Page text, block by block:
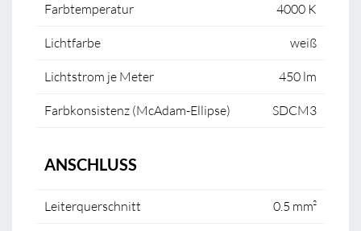
Farbtemperatur 4000 K
Lichtfarbe weiß
Lichtstrom je Meter 450 lm
Farbkonsistenz (McAdam-Ellipse) SDCM3
ANSCHLUSS
Leiterquerschnitt 0.5 mm²